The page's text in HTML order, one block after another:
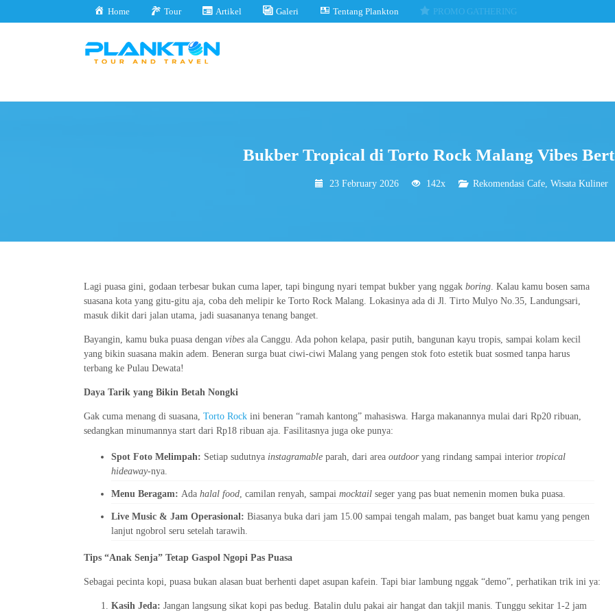
Home Tour Artikel Galeri Tentang Plankton PROMO GATHERING
Bukber Tropical di Torto Rock Malang Vibes
23 February 2026 142x Rekomendasi Cafe, Wisata Kuliner
Lagi puasa gini, godaan terbesar bukan cuma laper, tapi bingung nyari tempat bukber yang nggak boring . Kalau kamu bosen sama
suasana kota yang gitu-gitu aja, coba deh melipir ke Torto Rock Malang. Lokasinya ada di Jl. Tirto Mulyo No.35, Landungsari,
masuk dikit dari jalan utama, jadi suasananya tenang banget.
Bayangin, kamu buka puasa dengan vibes ala Canggu. Ada pohon kelapa, pasir putih, bangunan kayu tropis, sampai kolam kecil
yang bikin suasana makin adem. Beneran surga buat ciwi-ciwi Malang yang pengen stok foto estetik buat sosmed tanpa harus
terbang ke Pulau Dewata!
Daya Tarik yang Bikin Betah Nongki
Gak cuma menang di suasana, Torto Rock ini beneran “ramah kantong” mahasiswa. Harga makanannya mulai dari Rp20 ribuan,
sedangkan minumannya start dari Rp18 ribuan aja. Fasilitasnya juga oke punya:
Spot Foto Melimpah: Setiap sudutnya instagramable parah, dari area outdooryang rindang sampai interior tropical
hideaway-nya.
Menu Beragam: Ada halal food , camilan renyah, sampai mocktail seger yang pas buat nemenin momen buka puasa.
Live Music & Jam Operasional: Biasanya buka dari jam 15.00 sampai tengah malam, pas banget buat kamu yang pengen
lanjut ngobrol seru setelah tarawih.
Tips “Anak Senja” Tetap Gaspol Ngopi Pas Puasa
Sebagai pecinta kopi, puasa bukan alasan buat berhenti dapet asupan kafein. Tapi biar lambung nggak “demo”, perhatikan trik ini ya:
Kasih Jeda: Jangan langsung sikat kopi pas bedug. Batalin dulu pakai air hangat dan takjil manis. Tunggu sekitar 1-2 jam